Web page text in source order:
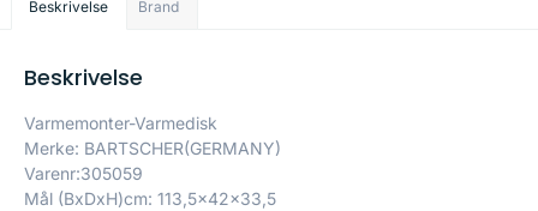
Beskrivelse Brand
Beskrivelse
Varmemonter-Varmedisk
Merke: BARTSCHER(GERMANY)
Varenr:305059
Mål (BxDxH)cm: 113,5x42x33,5